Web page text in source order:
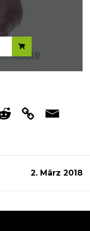
2. März 2018